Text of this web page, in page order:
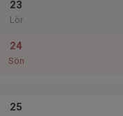
23
Lör
24
Sön
25